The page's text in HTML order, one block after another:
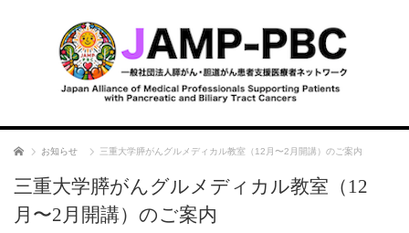
ホーム お知らせ 三重大学膵がんグルメディカル教室（12月〜2月開講）のご案内
三重大学膵がんグルメディカル教室（12
月〜2月開講）のご案内